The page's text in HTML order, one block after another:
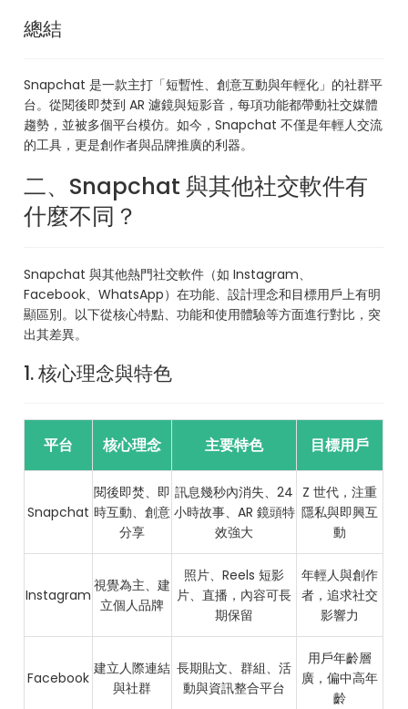
總結
Snapchat 是一款主打「短暫性、創意互動與年輕化」的社群平
台。從閱後即焚到 AR 濾鏡與短影音，每項功能都帶動社交媒體
趨勢，並被多個平台模仿。如今，Snapchat 不僅是年輕人交流
的工具，更是創作者與品牌推廣的利器。
二、Snapchat 與其他社交軟件有
什麼不同？
Snapchat 與其他熱門社交軟件（如 Instagram、
Facebook、WhatsApp）在功能、設計理念和目標用戶上有明
顯區別。以下從核心特點、功能和使用體驗等方面進行對比，突
出其差異。
1. 核心理念與特色
平台 核心理念 主要特色 目標用戶
Snapchat
閱後即焚、即
時互動、創意
分享
訊息幾秒內消失、24
小時故事、AR 鏡頭特
效強大
Z 世代，注重
隱私與即興互
動
Instagram
視覺為主、建
立個人品牌
照片、Reels 短影
片、直播，內容可長
期保留
年輕人與創作
者，追求社交
影響力
Facebook
建立人際連結
與社群
長期貼文、群組、活
動與資訊整合平台
用戶年齡層
廣，偏中高年
齡